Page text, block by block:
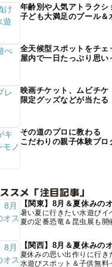
年齢別や人気アトラクシ
子ども大満足のプール＆
全天候型スポットをチェ
屋内で一日たっぷり思い
映画チケット、ムビチケ
限定グッズなどが当たる
その道のプロに教わる
こだわりの親子体験プロ
スメ「注目記事」
【関東】8月＆夏休みの
暑い夏に行きたい水遊びイ
夏の定番恐竜＆昆虫展も開
【関西】8月＆夏休みの
夏休みの思い出作りに行き
水遊びスポット＆子供無料